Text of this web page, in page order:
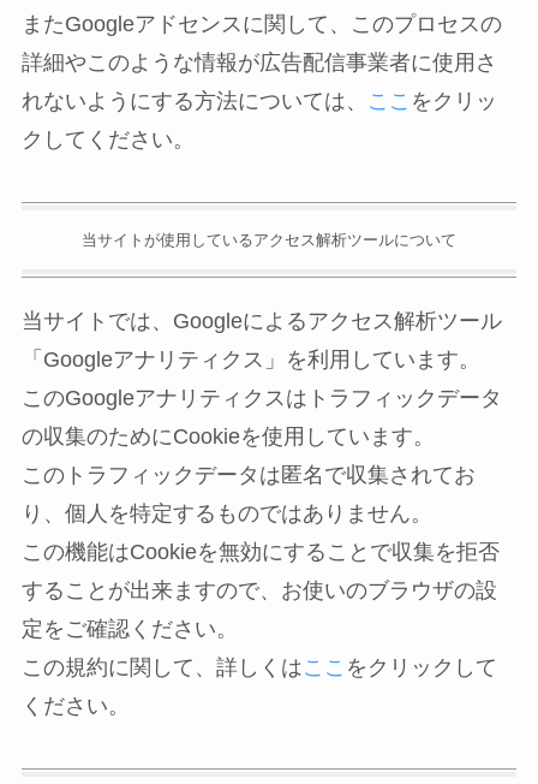
またGoogleアドセンスに関して、このプロセスの
詳細やこのような情報が広告配信事業者に使用さ
れないようにする方法については、
ここ をクリッ
クしてください。
当サイトが使用しているアクセス解析ツールについて
当サイトでは、Googleによるアクセス解析ツール
「Googleアナリティクス」を利用しています。
このGoogleアナリティクスはトラフィックデータ
の収集のためにCookieを使用しています。
このトラフィックデータは匿名で収集されてお
り、個人を特定するものではありません。
この機能はCookieを無効にすることで収集を拒否
することが出来ますので、お使いのブラウザの設
定をご確認ください。
この規約に関して、詳しくはここ をクリックして
ください。